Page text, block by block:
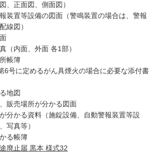
、正面図、側面図）
装置等設備の図面（警鳴装置の場合は、警報
線図）
（内面、外面 各1部）
帳簿
6号に定めるがん具煙火の場合に必要な添付書
地図
販売場所が分かる図面
分かる資料（施錠設備、自動警報装置等設
写真等）
廃止届 黒本 様式32